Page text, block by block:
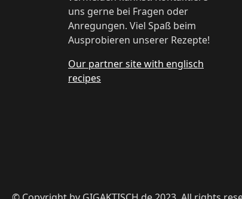
uns gerne bei Fragen oder
Anregungen. Viel Spaß beim
Ausprobieren unserer Rezepte!
Our partner site with englisch
recipes